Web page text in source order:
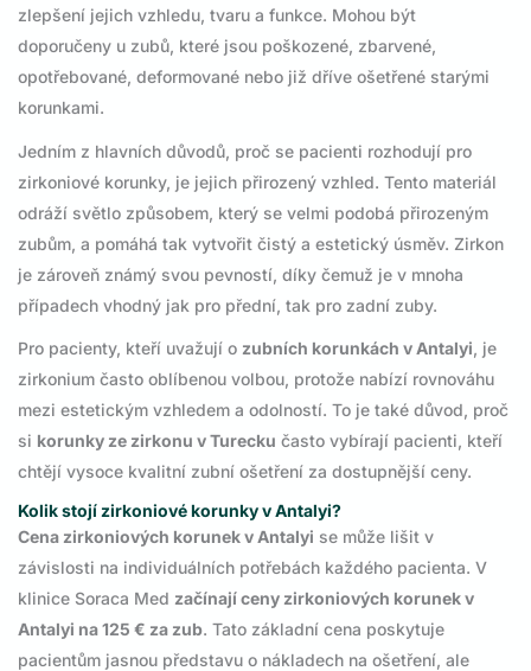
zlepšení jejich vzhledu, tvaru a funkce. Mohou být
doporučeny u zubů, které jsou poškozené, zbarvené,
opotřebované, deformované nebo již dříve ošetřené starými
korunkami.
Jedním z hlavních důvodů, proč se pacienti rozhodují pro
zirkoniové korunky, je jejich přirozený vzhled. Tento materiál
odráží světlo způsobem, který se velmi podobá přirozeným
zubům, a pomáhá tak vytvořit čistý a estetický úsměv. Zirkon
je zároveň známý svou pevností, díky čemuž je v mnoha
případech vhodný jak pro přední, tak pro zadní zuby.
Pro pacienty, kteří uvažují o zubních korunkách v Antalyi, je
zirkonium často oblíbenou volbou, protože nabízí rovnováhu
mezi estetickým vzhledem a odolností. To je také důvod, proč
si korunky ze zirkonu v Turecku často vybírají pacienti, kteří
chtějí vysoce kvalitní zubní ošetření za dostupnější ceny.
Kolik stojí zirkoniové korunky v Antalyi?
Cena zirkoniových korunek v Antalyi se může lišit v
závislosti na individuálních potřebách každého pacienta. V
klinice Soraca Med začínají ceny zirkoniových korunek v
Antalyi na 125 € za zub. Tato základní cena poskytuje
pacientům jasnou představu o nákladech na ošetření, ale